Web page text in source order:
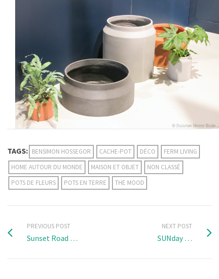
TAGS: BENSIMON HOSSEGOR CACHE-POT DÉCO
FERM LIVING
HOME AUTOUR DU MONDE
MAISON ET OBJET
NON CLASSÉ
POTS DE FLEURS
POTS EN TERRE THE MOOD
PREVIOUS POST
Sunset Road …
NEXT POST
SUNday …